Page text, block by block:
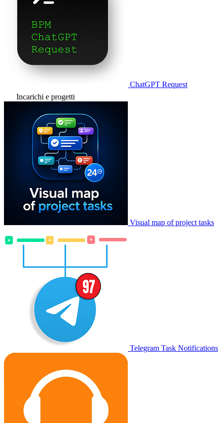
ChatGPT Request
Incarichi e progetti
Visual map of project tasks
Telegram Task Notifications